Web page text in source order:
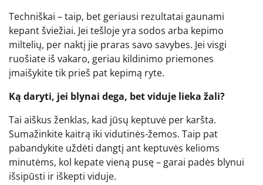
Techniškai – taip, bet geriausi rezultatai gaunami
kepant šviežiai. Jei tešloje yra sodos arba kepimo
miltelių, per naktį jie praras savo savybes. Jei visgi
ruošiate iš vakaro, geriau kildinimo priemones
įmaišykite tik prieš pat kepimą ryte.
Ką daryti, jei blynai dega, bet viduje lieka žali?
Tai aiškus ženklas, kad jūsų keptuvė per karšta.
Sumažinkite kaitrą iki vidutinės-žemos. Taip pat
pabandykite uždėti dangtį ant keptuvės kelioms
minutėms, kol kepate vieną pusę – garai padės blynui
išsipūsti ir iškepti viduje.